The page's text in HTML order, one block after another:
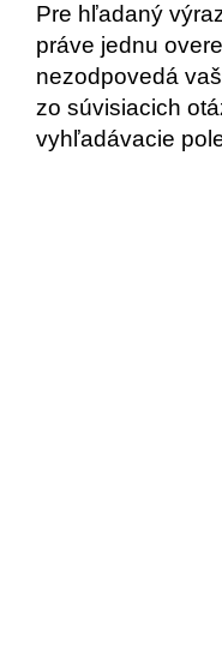
Pre hľadaný
práve jednu
nezodpovedá
zo súvisiacich
vyhľadávacie